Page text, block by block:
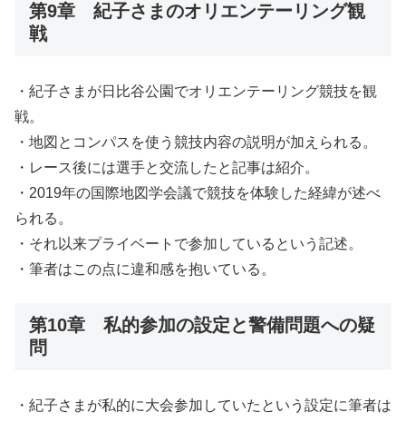
第9章 紀子さまのオリエンテーリング観
戦
・紀子さまが日比谷公園でオリエンテーリング競技を観
戦。
・地図とコンパスを使う競技内容の説明が加えられる。
・レース後には選手と交流したと記事は紹介。
・2019年の国際地図学会議で競技を体験した経緯が述べ
られる。
・それ以来プライベートで参加しているという記述。
・筆者はこの点に違和感を抱いている。
第10章 私的参加の設定と警備問題への疑
問
・紀子さまが私的に大会参加していたという設定に筆者は